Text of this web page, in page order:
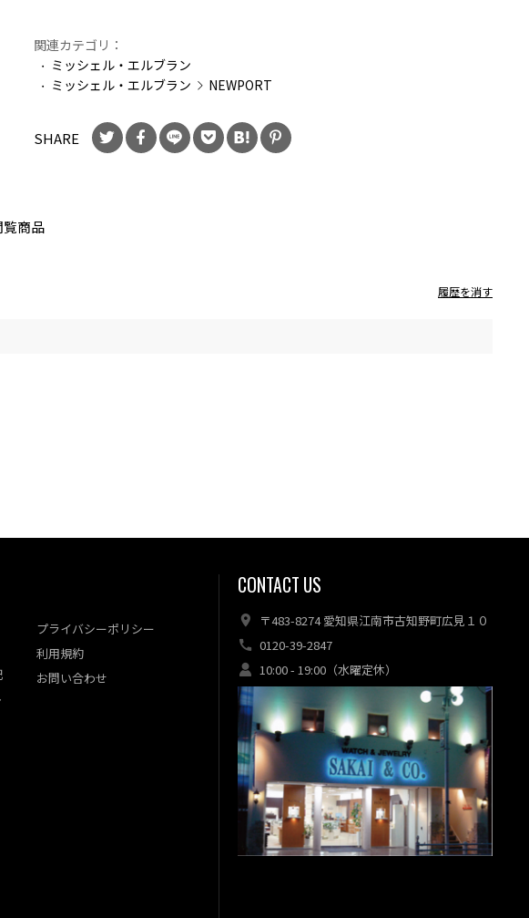
関連カテゴリ：
ミッシェル・エルブラン
ミッシェル・エルブラン
NEWPORT
SHARE
覧商品
履歴を消す
プライバシーポリシー
利用規約
お問い合わせ
CONTACT US
〒483-8274 愛知県江南市古知野町広見１０
0120-39-2847
10:00 - 19:00（水曜定休）